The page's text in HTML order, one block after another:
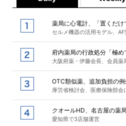
薬局に心電計、「置くだけ
セルメ機器の活用モデル、
府内薬局の行政処分「極め
大阪府薬・伊藤会長、会員薬
OTC類似薬、追加負担の
厚労省検討会、医療保険部会
クオールHD、名古屋の薬
愛知県で3店舗運営